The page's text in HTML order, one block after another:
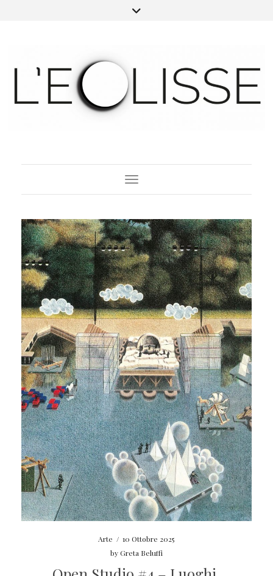
Toggle Navigation
Arte / 10 Ottobre 2025
byGreta Beluffi